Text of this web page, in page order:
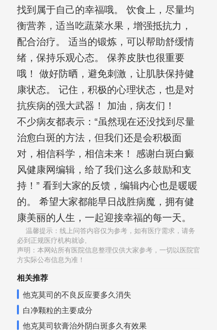
找到属于自己的幸福哦。 饮食上，尽量均
衡营养，适当吃蔬菜水果，增强抵抗力，
配合治疗。 适当的锻炼，可以帮助舒缓情
绪，保持乐观心态。 保养皮肤也很重要
哦！ 做好防晒，避免刺激，让肌肤保持健
康状态。 记住，积极的心理状态，也是对
抗疾病的强大武器！ 加油，病友们！
不少病友都表示：“虽然现在还没找到尽量
治愈白斑的方法，但我们还是会积极面
对，相信科学，相信未来！ 感谢白斑白癜
风健康网编辑，给了我们这么多鼓励和支
持！” 看到大家的反馈，编辑内心也是暖暖
的。 希望大家都能早日战胜病魔，拥有健
康美丽的人生，一起迎接幸福的每一天。
温馨提示：线上问答内容仅为参考，如有医疗需求，请务
必到正规医疗机构就诊,
声明：本网站所有医院信息整理仅供大家参考，一切以医院官
方实际公布信息为准！
相关推荐
他克莫司的不良反应要多久消失
白净颗粒的主要成分
他克莫司软膏治外阴白斑多久有效果